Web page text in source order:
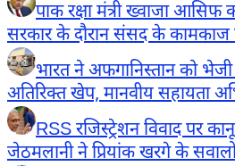
पाक रक्षा मंत्री ख्वाजा आसिफ
सरकार के दौरान संसद के कामकाज
भारत ने अफगानिस्तान को
अतिरिक्त खेप, मानवीय सहायता
RSS रजिस्ट्रेशन विवाद पर
जेठमलानी ने प्रियांक खरगे के सवालों